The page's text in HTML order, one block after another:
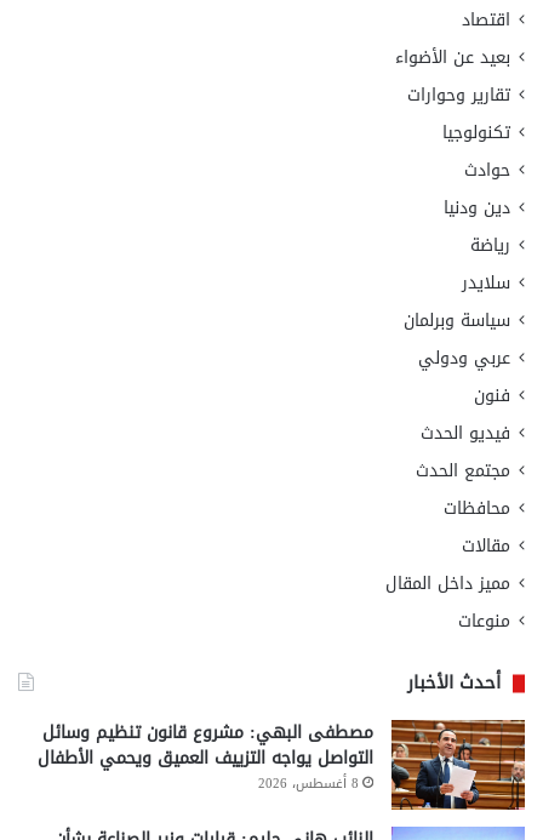
اقتصاد
بعيد عن الأضواء
تقارير وحوارات
تكنولوجيا
حوادث
دين ودنيا
رياضة
سلايدر
سياسة وبرلمان
عربي ودولي
فنون
فيديو الحدث
مجتمع الحدث
محافظات
مقالات
مميز داخل المقال
منوعات
أحدث الأخبار
مصطفى البهي: مشروع قانون تنظيم وسائل
التواصل يواجه التزييف العميق ويحمي الأطفال
8 أغسطس، 2026